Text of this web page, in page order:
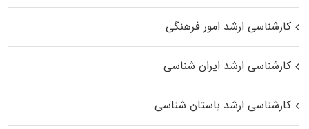
کارشناسی ارشد امور فرهنگی
کارشناسی ارشد ایران شناسی
کارشناسی ارشد باستان شناسی